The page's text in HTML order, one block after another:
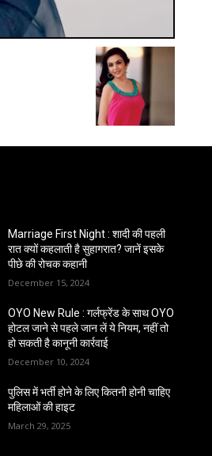
Marriage First Night : शादी की पहली
रात क्यों कहलाती है सुहागरात? जानें इसके
पीछे की रोचक कहानी
December 15, 2024
OYO New Rule : गर्लफ्रेंड के साथ OYO
होटल जाने से पहले जान लें ये नियम, नहीं तो
हो सकती है कानूनी कार्रवाई
December 10, 2024
पुलिस में भर्ती होने के लिए कितनी होनी चाहिए
महिलाओं की हाइट
March 29, 2025